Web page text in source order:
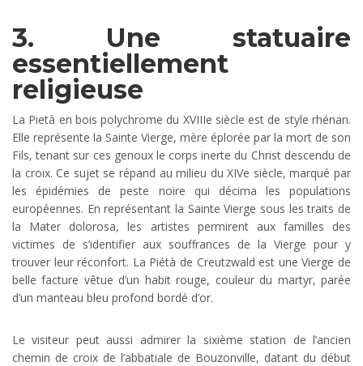
3. Une statuaire
essentiellement
religieuse
La Pietà en bois polychrome du XVIIIe siècle est de style rhénan.
Elle représente la Sainte Vierge, mère éplorée par la mort de son
Fils, tenant sur ces genoux le corps inerte du Christ descendu de
la croix. Ce sujet se répand au milieu du XIVe siècle, marqué par
les épidémies de peste noire qui décima les populations
européennes. En représentant la Sainte Vierge sous les traits de
la Mater dolorosa, les artistes permirent aux familles des
victimes de s’identifier aux souffrances de la Vierge pour y
trouver leur réconfort. La Piétà de Creutzwald est une Vierge de
belle facture vêtue d’un habit rouge, couleur du martyr, parée
d’un manteau bleu profond bordé d’or.
Le visiteur peut aussi admirer la sixième station de l’ancien
chemin de croix de l’abbatiale de Bouzonville, datant du début